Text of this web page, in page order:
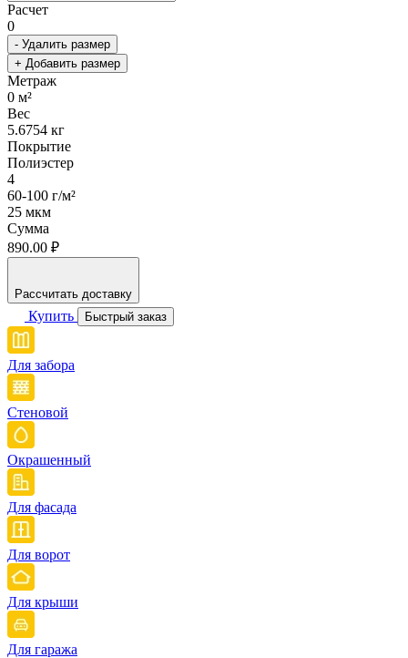
Расчет
0
- Удалить размер
+ Добавить размер
Метраж
0 м²
Вес
5.6754 кг
Покрытие
Полиэстер
4
60-100 г/м²
25 мкм
Сумма
890.00 ₽
Рассчитать доставку
Купить Быстрый заказ
Для забора
Стеновой
Окрашенный
Для фасада
Для ворот
Для крыши
Для гаража